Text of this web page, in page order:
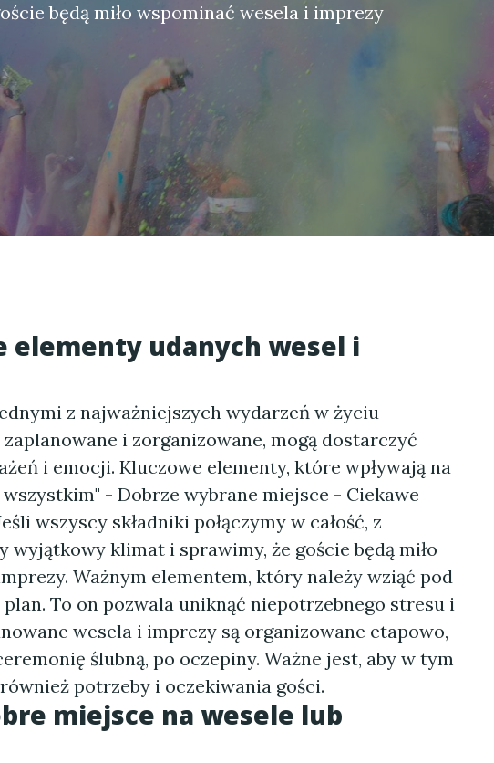
będą miło wspominać wesela i imprezy
elementy udanych wesel i
z najważniejszych wydarzeń w życiu
zaplanowane i zorganizowane, mogą dostarczyć
i emocji. Kluczowe elementy, które wpływają na
- Dobrze wybrane miejsce - Ciekawe
wszyscy składniki połączymy w całość, z
wyjątkowy klimat i sprawimy, że goście będą miło
Ważnym elementem, który należy wziąć pod
To on pozwala uniknąć niepotrzebnego stresu i
wesela i imprezy są organizowane etapowo,
ślubną, po oczepiny. Ważne jest, aby w tym
potrzeby i oczekiwania gości.
miejsce na wesele lub